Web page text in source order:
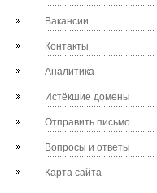
Вакансии
Контакты
Аналитика
Истёкшие домены
Отправить письмо
Вопросы и ответы
Карта сайта